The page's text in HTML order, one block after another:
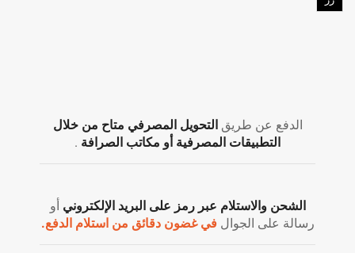
الدفع عن طريقالتحويل المصرفي متاح من خلال
التطبيقات المصرفية أو مكاتب الصرافة .
الشحن والاستلام عبر رمز على البريد الإلكتروني أو
رسالة على الجوالفي غضون دقائق من استلام الدفع.